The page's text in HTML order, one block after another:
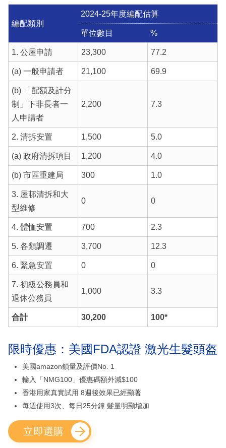
編配類別
2024-25年度編配估算
單位數目 %
1. 公屋申請 23,300 77.2
(a) 一般申請者 21,100 69.9
(b) 「配額及計分
制」下非長者一
人申請者
2,200 7.3
2. 清拆安置 1,500 5.0
(a) 政府清拆項目 1,200 4.0
(b) 市區重建局 300 1.0
3. 屋邨清拆和大
型維修
0 0
4. 體恤安置 700 2.3
5. 各類調遷 3,700 12.3
6. 緊急安置 0 0
7. 初級公務員和
退休公務員
1,000 3.3
合計 30,200 100*
限時優惠：美國FDA認證 激光生髮頭盔
美國amazon鎖量及評價No. 1
輸入「NMG100」優惠碼額外減$100
香港用家真實試用 8週後效果已經顯著
每週使用3次、每日25分鐘 髮量明顯增加
立即選購